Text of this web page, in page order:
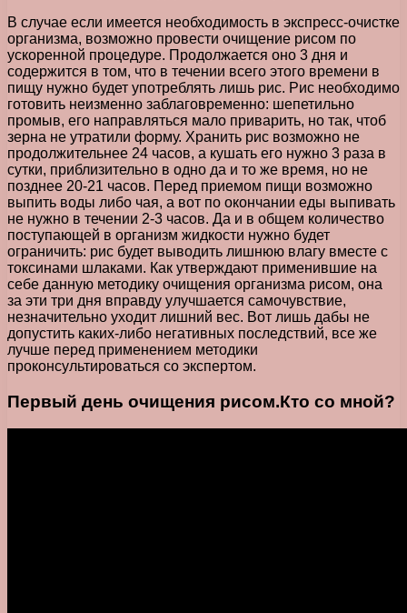
В случае если имеется необходимость в экспресс-очистке
организма, возможно провести очищение рисом по
ускоренной процедуре. Продолжается оно 3 дня и
содержится в том, что в течении всего этого времени в
пищу нужно будет употреблять лишь рис. Рис необходимо
готовить неизменно заблаговременно: шепетильно
промыв, его направляться мало приварить, но так, чтоб
зерна не утратили форму. Хранить рис возможно не
продолжительнее 24 часов, а кушать его нужно 3 раза в
сутки, приблизительно в одно да и то же время, но не
позднее 20-21 часов. Перед приемом пищи возможно
выпить воды либо чая, а вот по окончании еды выпивать
не нужно в течении 2-3 часов. Да и в общем количество
поступающей в организм жидкости нужно будет
ограничить: рис будет выводить лишнюю влагу вместе с
токсинами шлаками. Как утверждают применившие на
себе данную методику очищения организма рисом, она
за эти три дня вправду улучшается самочувствие,
незначительно уходит лишний вес. Вот лишь дабы не
допустить каких-либо негативных последствий, все же
лучше перед применением методики
проконсультироваться со экспертом.
Первый день очищения рисом.Кто со мной?